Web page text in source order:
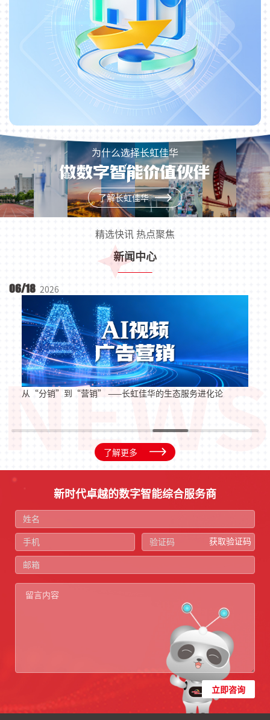
为什么选择长虹佳华
了解长虹佳华
精选快讯 热点聚焦
新闻中心
06/18 2026
从“分销”到“营销” ——长虹佳华的生态服务进化论
了解更多
新时代卓越的数字智能综合服务商
获取验证码
立即咨询